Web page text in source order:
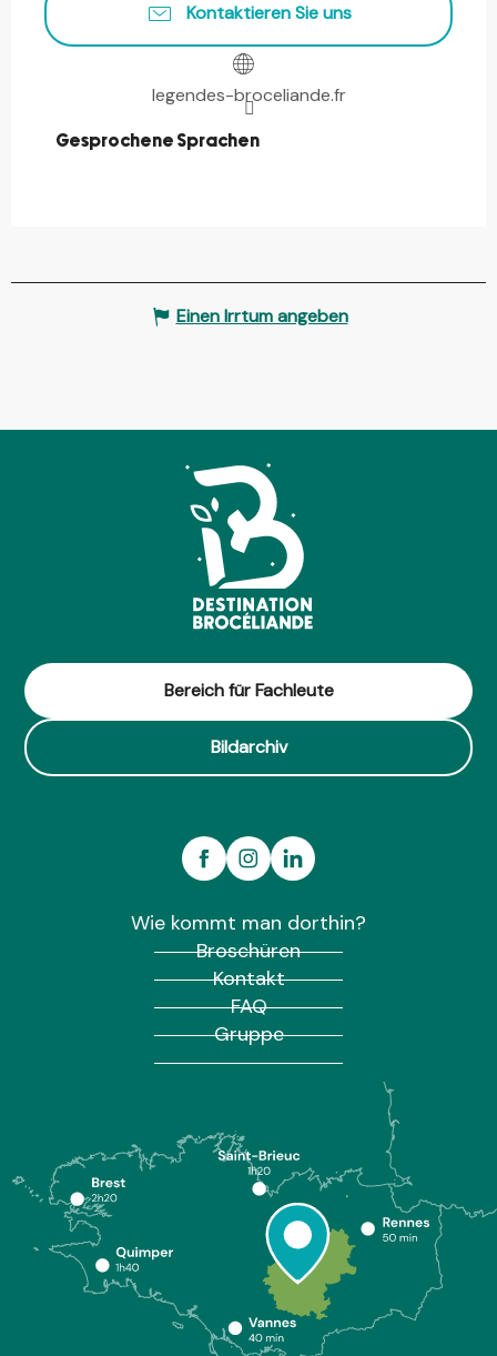
Kontaktieren Sie uns
legendes-broceliande.fr
Gesprochene Sprachen
Gesprochene Sprachen
Einen Irrtum angeben
Bereich für Fachleute
Bildarchiv
Wie kommt man dorthin?
Broschüren
Kontakt
FAQ
Gruppe